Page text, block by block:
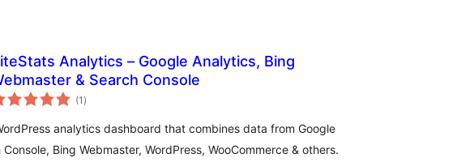
Analytics – Google Analytics, Bing
& Search Console
(1 कुल
दर)
analytics dashboard that combines data from Google
Bing Webmaster, WordPress, WooCommerce & others.